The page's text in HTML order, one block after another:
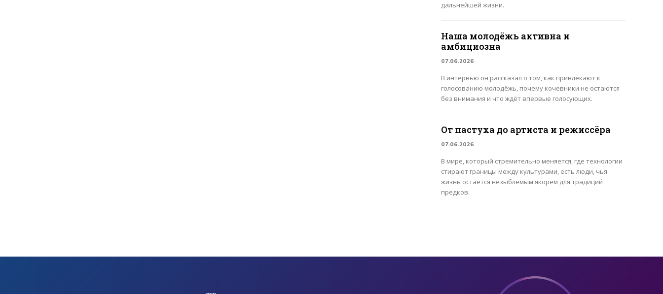
дальнейшей жизни.
Наша молодёжь активна и
амбициозна
07.06.2026
В интервью он рассказал о том, как привлекают к
голосованию молодёжь, почему кочевники не остаются
без внимания и что ждёт впервые голосующих.
От пастуха до артиста и режиссёра
07.06.2026
В мире, который стремительно меняется, где технологии
стирают границы между культурами, есть люди, чья
жизнь остаётся незыблемым якорем для традиций
предков.